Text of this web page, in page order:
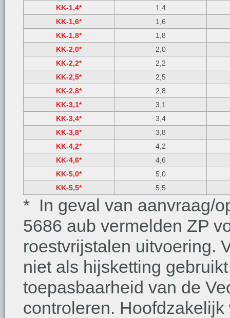
KK-1,4*
1,4
KK-1,6*
1,6
KK-1,8*
1,8
KK-2,0*
2,0
KK-2,2*
2,2
KK-2,5*
2,5
KK-2,8*
2,8
KK-3,1*
3,1
KK-3,4*
3,4
KK-3,8*
3,8
KK-4,2*
4,2
KK-4,6*
4,6
KK-5,0*
5,0
KK-5,5*
5,5
* In geval van aanvraag/
5686 aub vermelden ZP
roestvrijstalen uitvoering.
niet als hijsketting
toepasbaarheid van de
controleren.